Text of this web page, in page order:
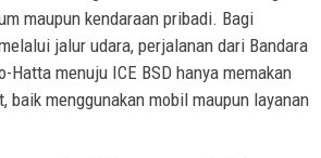
maupun kendaraan pribadi. Bagi
jalur udara, perjalanan dari Bandara
Hatta menuju ICE BSD hanya memakan
baik menggunakan mobil maupun layanan